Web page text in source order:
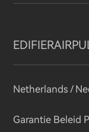
Ons verhaal
EDIFIER
Garantie Beleid
Netherlands /